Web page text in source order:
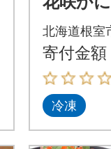
50g前後
北海道根室
寄付金額
冷凍